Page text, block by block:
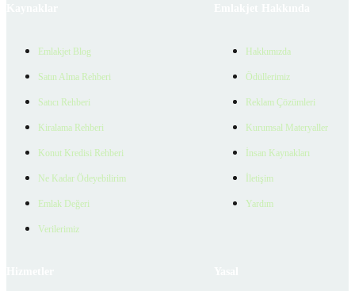
Emlakjet Blog
Satın Alma Rehberi
Satıcı Rehberi
Kiralama Rehberi
Konut Kredisi Rehberi
Ne Kadar Ödeyebilirim
Emlak Değeri
Verilerimiz
Hakkımızda
Ödüllerimiz
Reklam Çözümleri
Kurumsal Materyaller
İnsan Kaynakları
İletişim
Yardım